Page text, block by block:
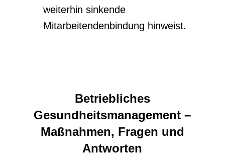
weiterhin sinkende
Mitarbeitendenbindung hinweist.
Betriebliches
Gesundheitsmanagement –
Maßnahmen, Fragen und
Antworten